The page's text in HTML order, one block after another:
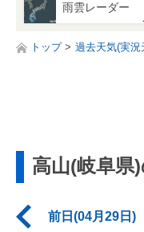
雨雲レーダー
トップ 過去天気(実況
高山(岐阜県
前日(04月29日)